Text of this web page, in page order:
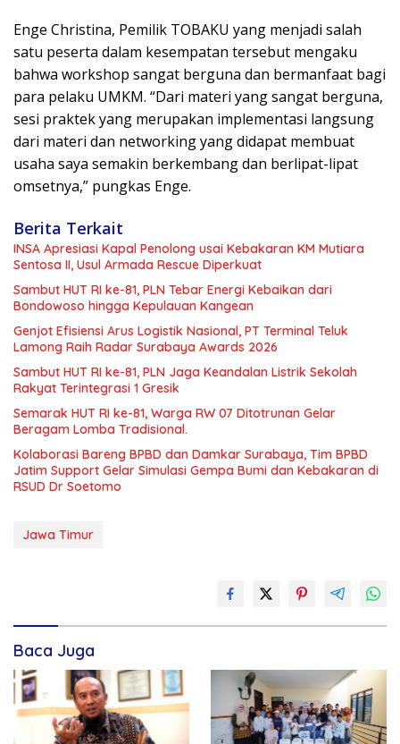
Enge Christina, Pemilik TOBAKU yang menjadi salah
satu peserta dalam kesempatan tersebut mengaku
bahwa workshop sangat berguna dan bermanfaat bagi
para pelaku UMKM. “Dari materi yang sangat berguna,
sesi praktek yang merupakan implementasi langsung
dari materi dan networking yang didapat membuat
usaha saya semakin berkembang dan berlipat-lipat
omsetnya,” pungkas Enge.
Berita Terkait
INSA Apresiasi Kapal Penolong usai Kebakaran KM Mutiara
Sentosa II, Usul Armada Rescue Diperkuat
Sambut HUT RI ke-81, PLN Tebar Energi Kebaikan dari
Bondowoso hingga Kepulauan Kangean
Genjot Efisiensi Arus Logistik Nasional, PT Terminal Teluk
Lamong Raih Radar Surabaya Awards 2026
Sambut HUT RI ke-81, PLN Jaga Keandalan Listrik Sekolah
Rakyat Terintegrasi 1 Gresik
Semarak HUT RI ke-81, Warga RW 07 Ditotrunan Gelar
Beragam Lomba Tradisional.
Kolaborasi Bareng BPBD dan Damkar Surabaya, Tim BPBD
Jatim Support Gelar Simulasi Gempa Bumi dan Kebakaran di
RSUD Dr Soetomo
Jawa Timur
Baca Juga